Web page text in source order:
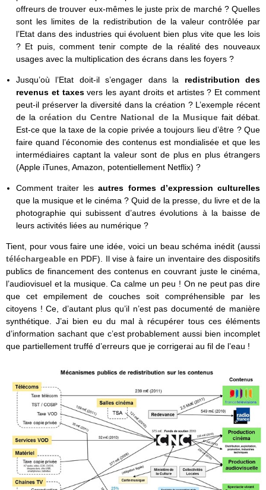
offreurs de trouver eux-mêmes le juste prix de marché ? Quelles
sont les limites de la redistribution de la valeur contrôlée par
l’Etat dans des industries qui évoluent bien plus vite que les lois
? Et puis, comment tenir compte de la réalité des nouveaux
usages avec la multiplication des écrans dans les foyers ?
Jusqu’où l’Etat doit-il s’engager dans la redistribution des
revenus et taxesvers les ayant droits et artistes ? Et comment
peut-il préserver la diversité dans la création ? L’exemple récent
de lacréation du Centre National de la Musiquefait débat.
Est-ce que la taxe de la copie privée a toujours lieu d’être ? Que
faire quand l’économie des contenus est mondialisée et que les
intermédiaires captant la valeur sont de plus en plus étrangers
(Apple iTunes, Amazon, potentiellement Netflix) ?
Comment traiter lesautres formes d’expression culturelles
que la musique et le cinéma ? Quid de la presse, du livre et de la
photographie qui subissent d’autres évolutions à la baisse de
leurs activités liées au numérique ?
Tient, pour vous faire une idée, voici un beau schéma inédit (aussi
téléchargeable en PDF). Il vise à faire un inventaire des dispositifs
publics de financement des contenus en couvrant juste le cinéma,
l’audiovisuel et la musique. Ca calme un peu ! On ne peut pas dire
que cet empilement de couches soit compréhensible par les
citoyens ! Ce, d’autant plus qu’il n’est pas documenté de manière
synthétique. J’ai bien eu du mal à récupérer tous ces éléments
d’information sachant que c’est probablement aussi bien incomplet
que partiellement truffé d’erreurs que je corrigerai au fil de l’eau !